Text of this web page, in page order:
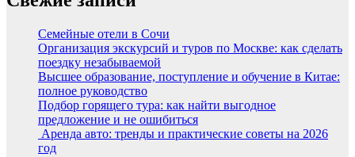
Семейные отели в Сочи
Организация экскурсий и туров по Москве: как сделать
поездку незабываемой
Высшее образование, поступление и обучение в Китае:
полное руководство
Подбор горящего тура: как найти выгодное
предложение и не ошибиться
Аренда авто: тренды и практические советы на 2026
год